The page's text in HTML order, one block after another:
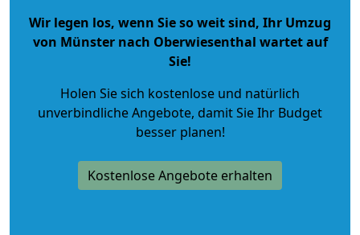
Wir legen los, wenn Sie so weit sind, Ihr Umzug
von Münster nach Oberwiesenthal wartet auf
Sie!
Holen Sie sich kostenlose und natürlich
unverbindliche Angebote, damit Sie Ihr Budget
besser planen!
Kostenlose Angebote erhalten